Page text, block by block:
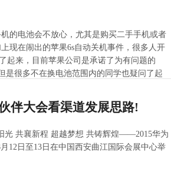
的电池会不放心，尤其是购买二手手机或者
现在闹出的苹果6s自动关机事件，很多人开
起来，目前苹果公司是承诺了为有问题的
是很多不在换电池范围内的同学也疑问了起
伴大会看渠道发展思路!
光 共襄新程 超越梦想 共铸辉煌——2015华为
12日至13日在中国西安曲江国际会展中心举